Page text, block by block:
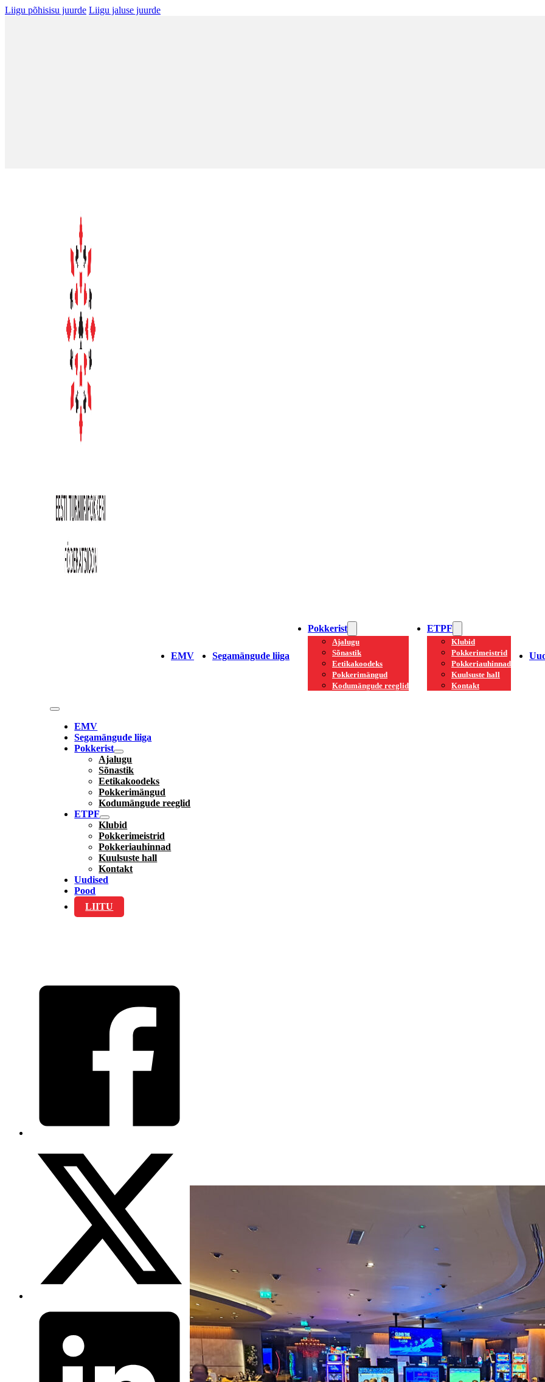
Liigu põhisisu juurde Liigu jaluse juurde
EMV Segamängude liiga
Pokkerist
Ajalugu
Sõnastik
Eetikakoodeks
Pokkerimängud
Kodumängude reeglid
ETPF
Klubid
Pokkerimeistrid
Pokkeriauhinnad
Kuulsuste hall
Kontakt
EMV
Segamängude liiga
Pokkerist
Ajalugu
Sõnastik
Eetikakoodeks
Pokkerimängud
Kodumängude reeglid
ETPF
Klubid
Pokkerimeistrid
Pokkeriauhinnad
Kuulsuste hall
Kontakt
Uudised
Pood
LIITU